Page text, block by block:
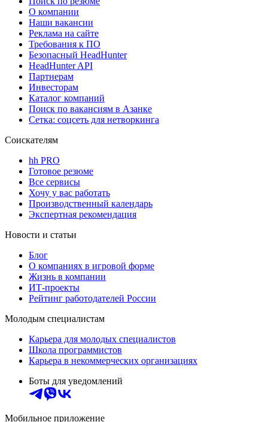
О компании
Наши вакансии
Реклама на сайте
Требования к ПО
Безопасный HeadHunter
HeadHunter API
Партнерам
Инвесторам
Каталог компаний
Поиск по вакансиям в Азанке
Сетка: соцсеть для нетворкинга
Соискателям
hh PRO
Готовое резюме
Все сервисы
Хочу у вас работать
Производственный календарь
Экспертная рекомендация
Новости и статьи
Блог
О компаниях в игровой форме
Жизнь в компании
ИТ-проекты
Рейтинг работодателей России
Молодым специалистам
Карьера для молодых специалистов
Школа программистов
Карьера в некоммерческих организациях
Боты для уведомлений
Мобильное приложение